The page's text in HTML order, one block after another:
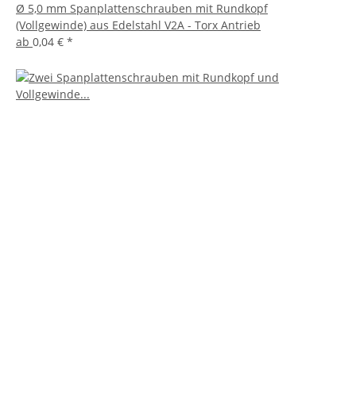
Ø 5,0 mm Spanplattenschrauben mit Rundkopf
(Vollgewinde) aus Edelstahl V2A - Torx Antrieb
ab 0,04 € *